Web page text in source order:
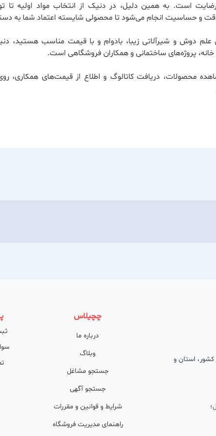
است. به همین دلیل، در دنیک از انتخاب مواد اولیه تا
و حساسیت انجام می‌شود تا محصولی شایسته اعتماد شما به
علم دوش و شیرآلاتی زیبا، بادوام و با قیمت مناسب هستید،
پروژه‌های ساختمانی و همکاران فروشگاهی است.
محصولات، دریافت کاتالوگ و اطلاع از قیمت‌های همکاری،
کشور، استان و
چچیلاس
درباره ما
وبلاگ
جستجو مشاغل
جستجو آگهی
شرایط و قوانین و مقررات
راهنمای مدیریت فروشگاه